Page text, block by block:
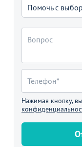
Помочь с
Нажимая кнопку,